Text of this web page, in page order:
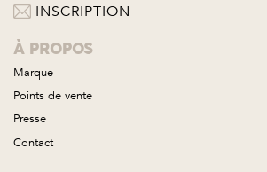
À PROPOS
Marque
Points de vente
Presse
Contact